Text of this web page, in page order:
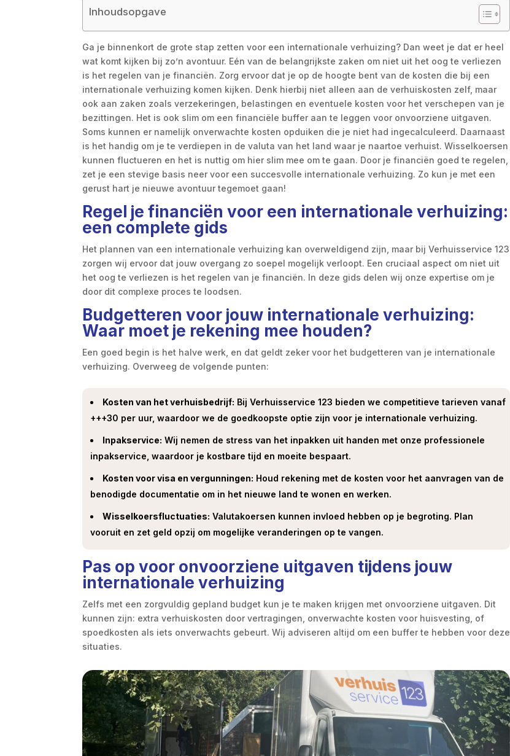
Inhoudsopgave
Ga je binnenkort de grote stap zetten voor een internationale verhuizing? Dan weet je dat er heel
wat komt kijken bij zo’n avontuur. Eén van de belangrijkste zaken om niet uit het oog te verliezen
is het regelen van je financiën. Zorg ervoor dat je op de hoogte bent van de kosten die bij een
internationale verhuizing komen kijken. Denk hierbij niet alleen aan de verhuiskosten zelf, maar
ook aan zaken zoals verzekeringen, belastingen en eventuele kosten voor het verschepen van je
bezittingen. Het is ook slim om een financiële buffer aan te leggen voor onvoorziene uitgaven.
Soms kunnen er namelijk onverwachte kosten opduiken die je niet had ingecalculeerd. Daarnaast
is het handig om je te verdiepen in de valuta van het land waar je naartoe verhuist. Wisselkoersen
kunnen fluctueren en het is nuttig om hier slim mee om te gaan. Door je financiën goed te regelen,
zet je een stevige basis neer voor een succesvolle internationale verhuizing. Zo kun je met een
gerust hart je nieuwe avontuur tegemoet gaan!
Regel je financiën voor een internationale verhuizing:
een complete gids
Het plannen van een internationale verhuizing kan overweldigend zijn, maar bij Verhuisservice 123
zorgen wij ervoor dat jouw overgang zo soepel mogelijk verloopt. Een cruciaal aspect om niet uit
het oog te verliezen is het regelen van je financiën. In deze gids delen wij onze expertise om je
door dit complexe proces te loodsen.
Budgetteren voor jouw internationale verhuizing:
Waar moet je rekening mee houden?
Een goed begin is het halve werk, en dat geldt zeker voor het budgetteren van je internationale
verhuizing. Overweeg de volgende punten:
Kosten van het verhuisbedrijf: Bij Verhuisservice 123 bieden we competitieve tarieven vanaf
+++30 per uur, waardoor we de goedkoopste optie zijn voor je internationale verhuizing.
Inpakservice: Wij nemen de stress van het inpakken uit handen met onze professionele
inpakservice, waardoor je kostbare tijd en moeite bespaart.
Kosten voor visa en vergunningen: Houd rekening met de kosten voor het aanvragen van de
benodigde documentatie om in het nieuwe land te wonen en werken.
Wisselkoersfluctuaties: Valutakoersen kunnen invloed hebben op je begroting. Plan
vooruit en zet geld opzij om mogelijke veranderingen op te vangen.
Pas op voor onvoorziene uitgaven tijdens jouw
internationale verhuizing
Zelfs met een zorgvuldig gepland budget kun je te maken krijgen met onvoorziene uitgaven. Dit
kunnen zijn: extra verhuiskosten door vertragingen, onverwachte kosten voor huisvesting, of
spoedkosten als iets onverwachts gebeurt. Wij adviseren altijd om een buffer te hebben voor deze
situaties.